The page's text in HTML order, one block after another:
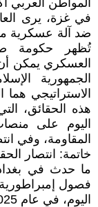
المواطن العربي
في غزة، يرى
ضد آلة عسكرية
تُظهر حكومة
العسكري يمكن
الجمهورية
الاستراتيجي هما
هذه الحقائق،
اليوم على
المقاومة، وفي
خاتمة: انتصار
فصول إمبراطورية